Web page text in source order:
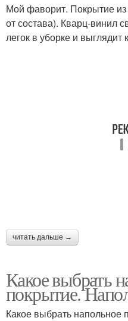
Мой фаворит. Покрытие
от состава). Кварц-винил
легок в уборке и выглядит
читать дальше →
Какое выбрать
покрытие.
Какое выбрать напольное